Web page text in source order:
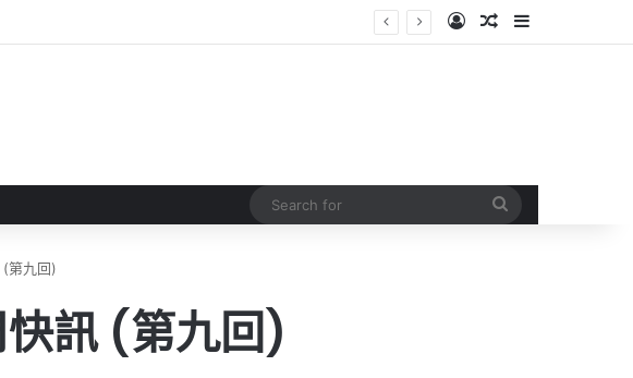
Log InRandom Article
Sidebar
(第九回)
快訊 (第九回)